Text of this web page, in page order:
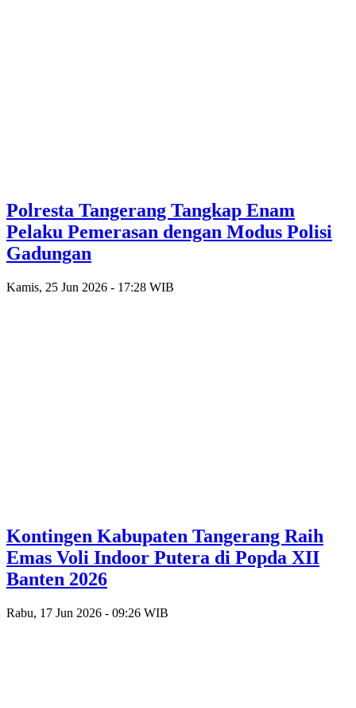
Polresta Tangerang Tangkap Enam
Pelaku Pemerasan dengan Modus Polisi
Gadungan
Kamis, 25 Jun 2026 - 17:28 WIB
Kontingen Kabupaten Tangerang Raih
Emas Voli Indoor Putera di Popda XII
Banten 2026
Rabu, 17 Jun 2026 - 09:26 WIB